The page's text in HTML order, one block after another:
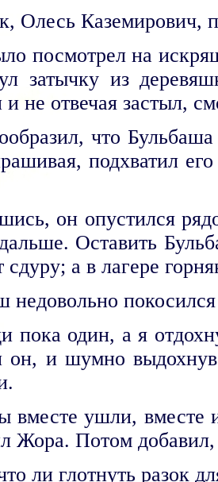
Олесь Каземирович,
посмотрел на
затычку из
не отвечая застыл,
что
подхватил
он опустился
Оставить
сдуру; а в лагере
недовольно
пока один, а я
он, и шумно
вместе ушли, вместе
Жора. Потом
ли глотнуть разок